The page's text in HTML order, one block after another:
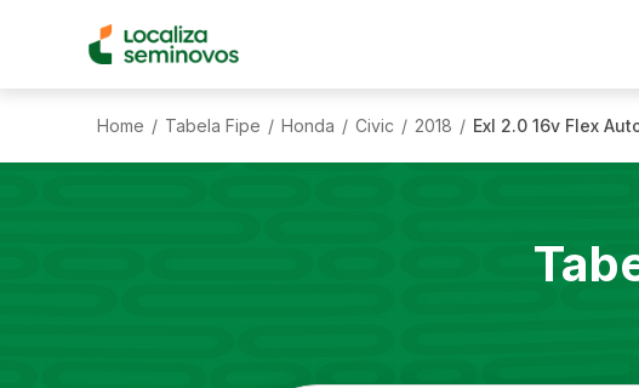
Home / Tabela Fipe / Honda / Civic / 2018 / Exl 2.0 16v Flex